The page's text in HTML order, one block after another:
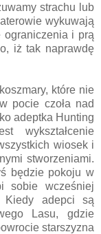
strachu lub
wykuwają
ograniczenia i prą
iż tak naprawdę
które nie
pocie czoła nad
adeptka Hunting
wykształcenie
wiosek i
stworzeniami.
będzie pokoju w
sobie wcześniej
Kiedy adepci są
Lasu, gdzie
starszyzna